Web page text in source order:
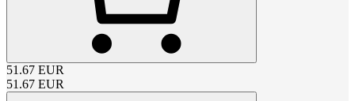
51.67 EUR
51.67 EUR